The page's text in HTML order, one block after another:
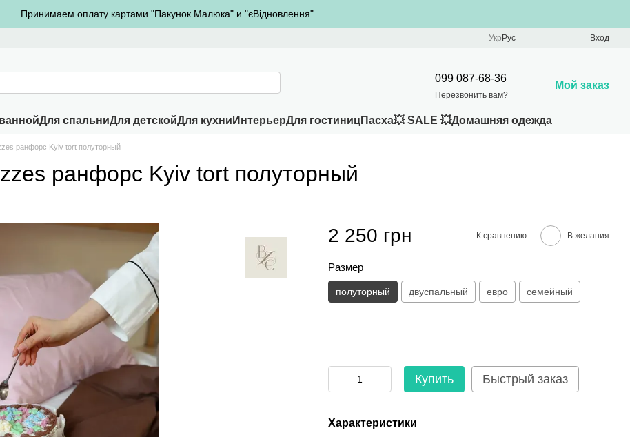
Принимаем оплату картами "Пакунок Малюка" и "єВідновлення"
Укр Рус Вход
099 087-68-36
Перезвонить вам?
Мой заказ
Для спальниДля детскойДля кухни ИнтерьерДля гостиницПасха💥 SALE 💥Домашняя одежда
ранфорс Kyiv tort полуторный
ранфорс Kyiv tort полуторный
2 250 грн К сравнению В желания
Размер
полуторный двуспальный евро семейный
Купить Быстрый заказ
Характеристики